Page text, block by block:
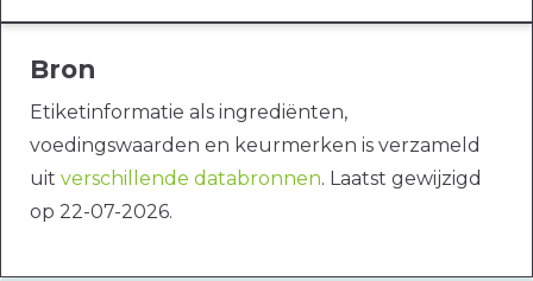
Bron
Etiketinformatie als ingrediënten,
voedingswaarden en keurmerken is verzameld
uit verschillende databronnen. Laatst gewijzigd
op 22-07-2026.